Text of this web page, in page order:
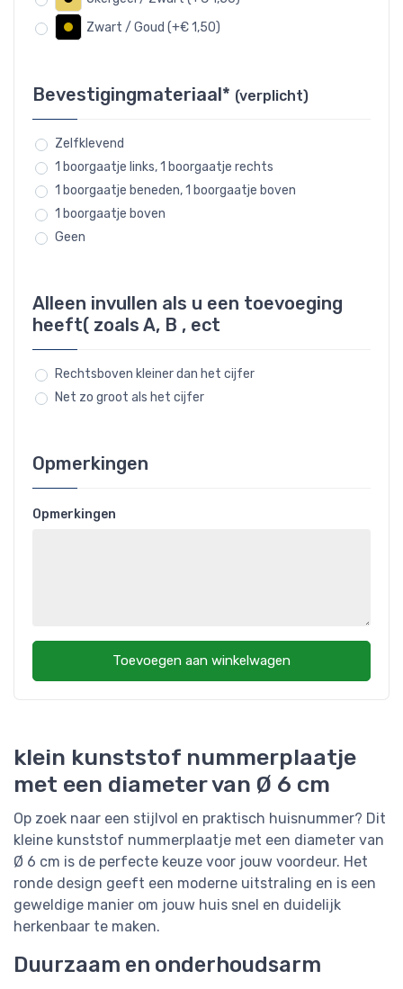
klein kunststof nummerplaatje
met een diameter van Ø 6 cm
Op zoek naar een stijlvol en praktisch huisnummer? Dit
kleine kunststof nummerplaatje met een diameter van
Ø 6 cm is de perfecte keuze voor jouw voordeur. Het
ronde design geeft een moderne uitstraling en is een
geweldige manier om jouw huis snel en duidelijk
herkenbaar te maken.
Duurzaam en onderhoudsarm
Zwart / Goud (+€ 1,50)
Bevestigingmateriaal* (verplicht)
Zelfklevend
1 boorgaatje links, 1 boorgaatje rechts
1 boorgaatje beneden, 1 boorgaatje boven
1 boorgaatje boven
Geen
Alleen invullen als u een toevoeging
heeft( zoals A, B , ect
Rechtsboven kleiner dan het cijfer
Net zo groot als het cijfer
Opmerkingen
Opmerkingen
Toevoegen aan winkelwagen